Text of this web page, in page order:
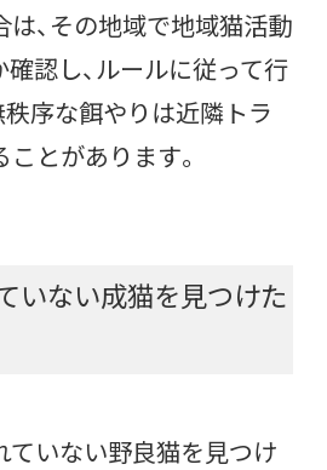
、その地域で地域猫活動
認し、ルールに従って行
序な餌やりは近隣トラ
とがあります。
いない成猫を見つけた
ていない野良猫を見つけ